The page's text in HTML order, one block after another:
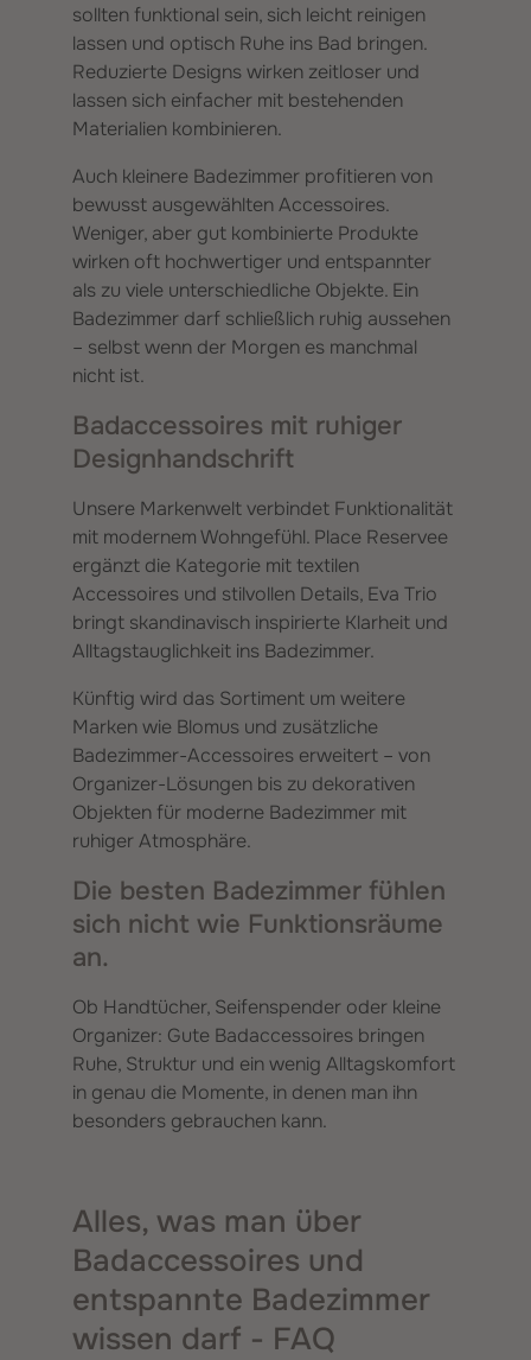
sollten funktional sein, sich leicht reinigen
lassen und optisch Ruhe ins Bad bringen.
Reduzierte Designs wirken zeitloser und
lassen sich einfacher mit bestehenden
Materialien kombinieren.
Auch kleinere Badezimmer profitieren von
bewusst ausgewählten Accessoires.
Weniger, aber gut kombinierte Produkte
wirken oft hochwertiger und entspannter
als zu viele unterschiedliche Objekte. Ein
Badezimmer darf schließlich ruhig aussehen
– selbst wenn der Morgen es manchmal
nicht ist.
Badaccessoires mit ruhiger
Designhandschrift
Unsere Markenwelt verbindet Funktionalität
mit modernem Wohngefühl. Place Reservee
ergänzt die Kategorie mit textilen
Accessoires und stilvollen Details, Eva Trio
bringt skandinavisch inspirierte Klarheit und
Alltagstauglichkeit ins Badezimmer.
Künftig wird das Sortiment um weitere
Marken wie Blomus und zusätzliche
Badezimmer-Accessoires erweitert – von
Organizer-Lösungen bis zu dekorativen
Objekten für moderne Badezimmer mit
ruhiger Atmosphäre.
Die besten Badezimmer fühlen
sich nicht wie Funktionsräume
an.
Ob Handtücher, Seifenspender oder kleine
Organizer: Gute Badaccessoires bringen
Ruhe, Struktur und ein wenig Alltagskomfort
in genau die Momente, in denen man ihn
besonders gebrauchen kann.
Alles, was man über
Badaccessoires und
entspannte Badezimmer
wissen darf - FAQ